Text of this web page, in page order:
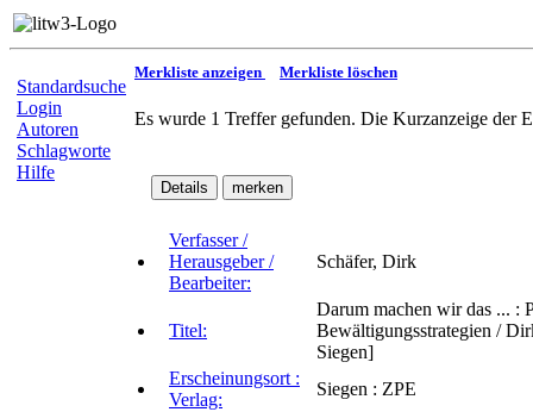
Standardsuche
Login
Autoren
Schlagworte
Hilfe
Merkliste anzeigen Merkliste löschen
Es wurde 1 Treffer gefunden. Die Kurzanzeige der
Verfasser /
Herausgeber /
Bearbeiter:
Schäfer, Dirk
Titel:
Darum machen wir das ... :
Bewältigungsstrategien /
Siegen]
Erscheinungsort :
Verlag:
Siegen : ZPE